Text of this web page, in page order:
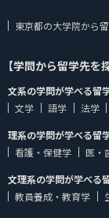
東京都の大学院から
【学問から留学先を
文系の学問が学べる留
文学
語学 法学
理系の学問が学べる留
看護・保健学
医・
文理系の学問が学べる
教員養成・教育学